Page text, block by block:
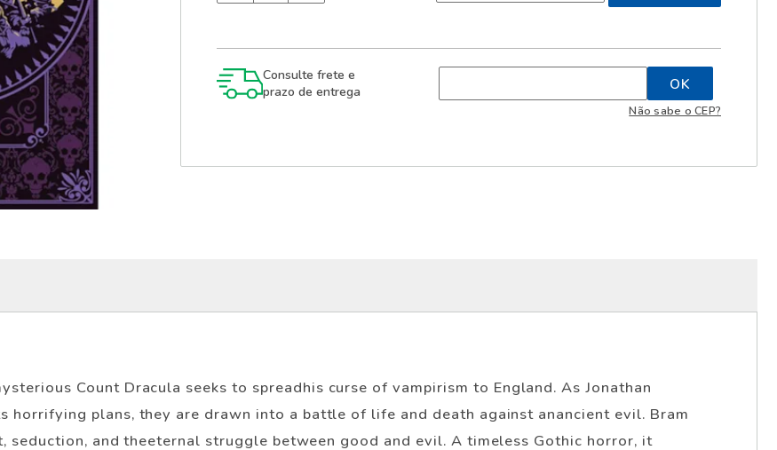
Consulte frete e
prazo de entrega
Não sabe o CEP?
Count Dracula seeks to spreadhis curse of vampirism to England. As Jonathan
horrifying plans, they are drawn into a battle of life and death against anancient evil. Bram
and theeternal struggle between good and evil. A timeless Gothic horror, it